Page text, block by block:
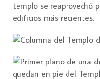
templo se reaprovechó
edificios más recientes.